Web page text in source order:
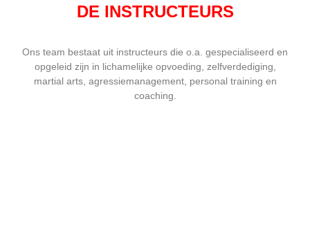
DE INSTRUCTEURS
Ons team bestaat uit instructeurs die o.a. gespecialiseerd en
opgeleid zijn in lichamelijke opvoeding, zelfverdediging,
martial arts, agressiemanagement, personal training en
coaching.